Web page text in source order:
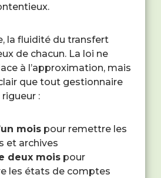
la fluidité du transfert
de chacun. La loi ne
à l’approximation, mais
que tout gestionnaire
:
moispour remettre les
et archives
deux moispour
les états de comptes